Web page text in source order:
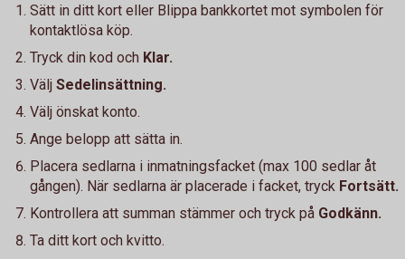
Sätt in ditt kort eller Blippa bankkortet mot symbolen för
kontaktlösa köp.
Tryck din kod och Klar.
Välj Sedelinsättning.
Välj önskat konto.
Ange belopp att sätta in.
Placera sedlarna i inmatningsfacket (max 100 sedlar åt
gången). När sedlarna är placerade i facket, tryck Fortsätt.
Kontrollera att summan stämmer och tryck på Godkänn.
Ta ditt kort och kvitto.